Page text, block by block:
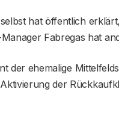
hat öffentlich
Fabregas hat
der ehemalige
der